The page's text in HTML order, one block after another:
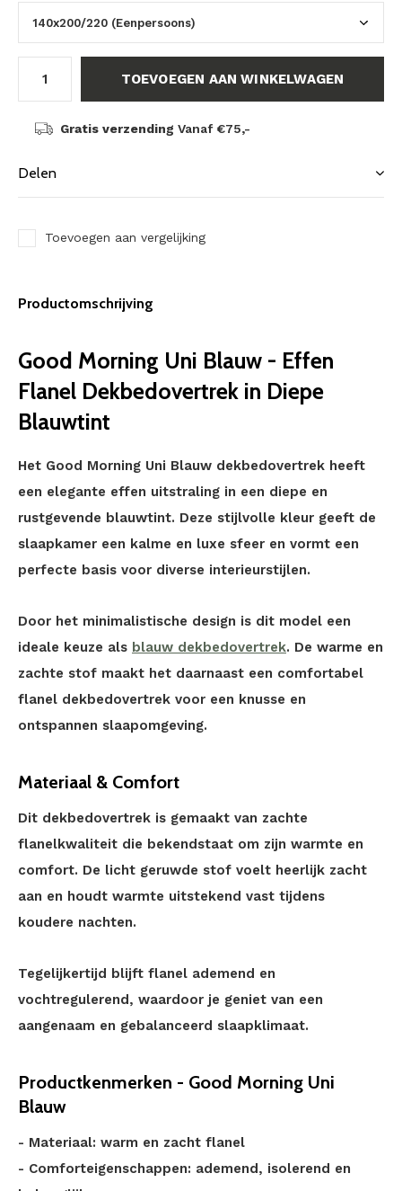
TOEVOEGEN AAN WINKELWAGEN
Gratis verzending Vanaf €75,-
Delen
Toevoegen aan vergelijking
Productomschrijving
Good Morning Uni Blauw - Effen
Flanel Dekbedovertrek in Diepe
Blauwtint
Het Good Morning Uni Blauw dekbedovertrek heeft
een elegante effen uitstraling in een diepe en
rustgevende blauwtint. Deze stijlvolle kleur geeft de
slaapkamer een kalme en luxe sfeer en vormt een
perfecte basis voor diverse interieurstijlen.
Door het minimalistische design is dit model een
ideale keuze als blauw dekbedovertrek. De warme en
zachte stof maakt het daarnaast een comfortabel
flanel dekbedovertrek voor een knusse en
ontspannen slaapomgeving.
Materiaal & Comfort
Dit dekbedovertrek is gemaakt van zachte
flanelkwaliteit die bekendstaat om zijn warmte en
comfort. De licht geruwde stof voelt heerlijk zacht
aan en houdt warmte uitstekend vast tijdens
koudere nachten.
Tegelijkertijd blijft flanel ademend en
vochtregulerend, waardoor je geniet van een
aangenaam en gebalanceerd slaapklimaat.
Productkenmerken - Good Morning Uni
Blauw
- Materiaal: warm en zacht flanel
- Comforteigenschappen: ademend, isolerend en